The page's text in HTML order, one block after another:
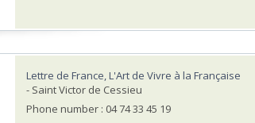
Lettre de France, L'Art de Vivre à la Française
- Saint Victor de Cessieu
Phone number : 04 74 33 45 19